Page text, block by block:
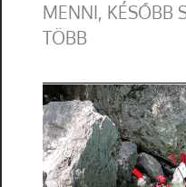
MENNI, KÉSŐBB
TÖBB